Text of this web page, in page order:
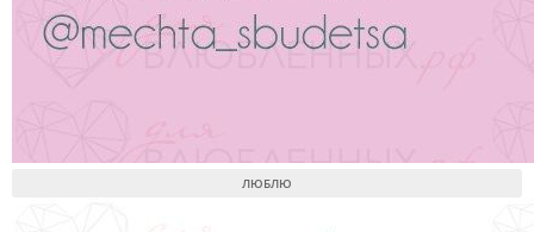
ЛЮБЛЮ